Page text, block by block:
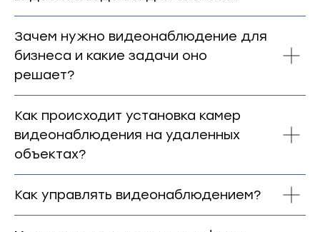
Зачем нужно видеонаблюдение для
бизнеса и какие задачи оно
решает?
Как происходит установка камер
видеонаблюдения на удаленных
объектах?
Как управлять видеонаблюдением?